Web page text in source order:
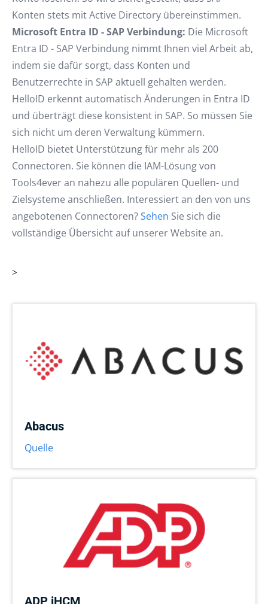
Konten stets mit Active Directory übereinstimmen.
Microsoft Entra ID - SAP Verbindung: Die Microsoft
Entra ID - SAP Verbindung nimmt Ihnen viel Arbeit ab,
indem sie dafür sorgt, dass Konten und
Benutzerrechte in SAP aktuell gehalten werden.
HelloID erkennt automatisch Änderungen in Entra ID
und überträgt diese konsistent in SAP. So müssen Sie
sich nicht um deren Verwaltung kümmern.
HelloID bietet Unterstützung für mehr als 200
Connectoren. Sie können die IAM-Lösung von
Tools4ever an nahezu alle populären Quellen- und
Zielsysteme anschließen. Interessiert an den von uns
angebotenen Connectoren?Sehen Sie sich die
vollständige Übersicht auf unserer Website an.
>
Abacus
Quelle
ADP iHCM